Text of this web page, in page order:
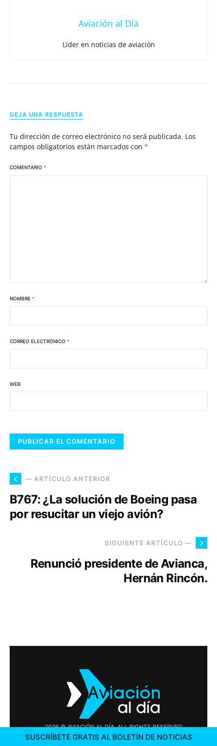
Aviación al Día
Líder en noticias de aviación
DEJA UNA RESPUESTA
Tu dirección de correo electrónico no será publicada. Los
campos obligatorios están marcados con *
COMENTARIO *
NOMBRE *
CORREO ELECTRÓNICO *
WEB
— ARTÍCULO ANTERIOR
B767: ¿La solución de Boeing pasa
por resucitar un viejo avión?
SIGUIENTE ARTÍCULO —
Renunció presidente de Avianca,
Hernán Rincón.
2026 © AVIACIÓN AL DÍA. ALL RIGHTS RESERVED
SUSCRÍBETE GRATIS AL BOLETÍN DE NOTICIAS